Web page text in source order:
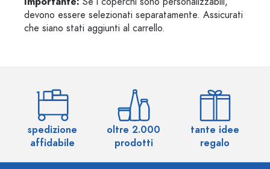
devono essere selezionati separatamente. Assicurati
che siano stati aggiunti al carrello.
spedizione
affidabile
oltre 2.000
prodotti
tante idee
regalo